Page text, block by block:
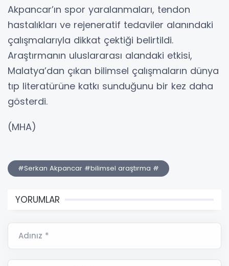
Akpancar’ın spor yaralanmaları, tendon
hastalıkları ve rejeneratif tedaviler alanındaki
çalışmalarıyla dikkat çektiği belirtildi.
Araştırmanın uluslararası alandaki etkisi,
Malatya’dan çıkan bilimsel çalışmaların dünya
tıp literatürüne katkı sunduğunu bir kez daha
gösterdi.
(MHA)
#Serkan Akpancar #bilimsel araştırma #
YORUMLAR
Adınız *